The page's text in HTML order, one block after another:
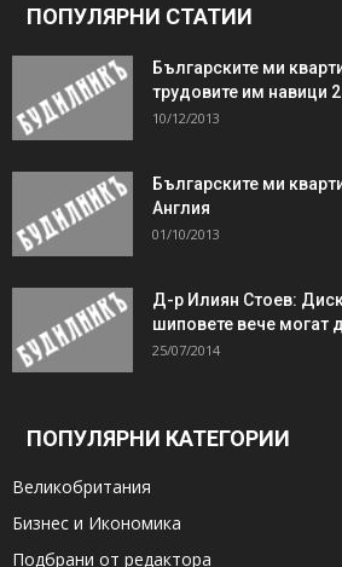
ПОПУЛЯРНИ СТАТИИ
Българските ми
трудовите им навици 2
10/12/2013
Българските ми
Англия
01/10/2013
Д-р Илиян Стоев:
шиповете вече могат
25/07/2014
ПОПУЛЯРНИ КАТЕГОРИИ
Великобритания
Бизнес и Икономика
Подбрани от редактора